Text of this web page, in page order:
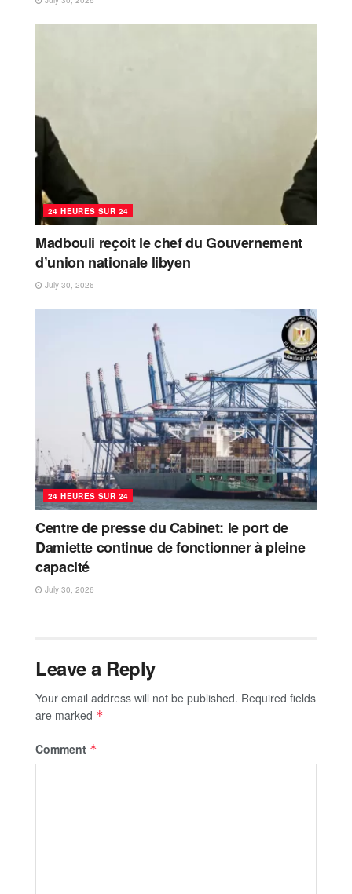
24 HEURES SUR 24
Madbouli reçoit le chef du Gouvernement
d’union nationale libyen
July 30, 2026
24 HEURES SUR 24
Centre de presse du Cabinet: le port de
Damiette continue de fonctionner à pleine
capacité
July 30, 2026
Leave a Reply
Your email address will not be published. Required fields
are marked *
Comment *